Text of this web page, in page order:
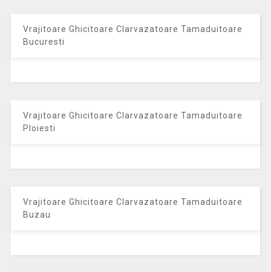
Vrajitoare Ghicitoare Clarvazatoare Tamaduitoare
Bucuresti
Vrajitoare Ghicitoare Clarvazatoare Tamaduitoare
Ploiesti
Vrajitoare Ghicitoare Clarvazatoare Tamaduitoare
Buzau